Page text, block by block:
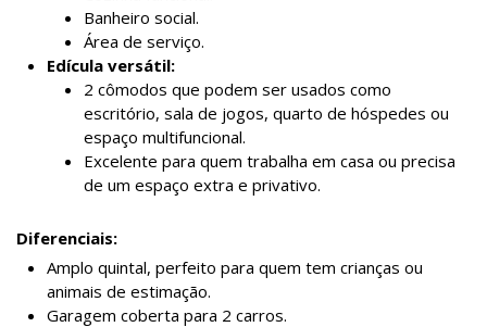
Banheiro social.
Área de serviço.
Edícula versátil:
2 cômodos que podem ser usados como
escritório, sala de jogos, quarto de hóspedes ou
espaço multifuncional.
Excelente para quem trabalha em casa ou precisa
de um espaço extra e privativo.
Diferenciais:
Amplo quintal, perfeito para quem tem crianças ou
animais de estimação.
Garagem coberta para 2 carros.